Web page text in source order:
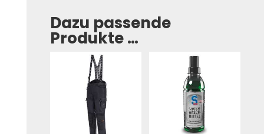
Dazu passende
Produkte …